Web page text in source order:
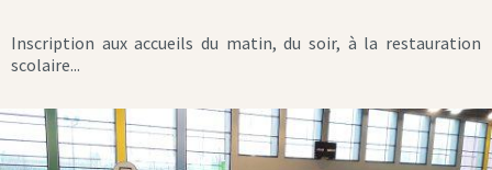
Inscription aux accueils du matin, du soir, à la restauration
scolaire...